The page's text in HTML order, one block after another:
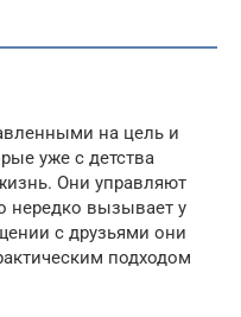
на цель и
уже с детства
Они управляют
нередко вызывает у
с друзьями они
подходом